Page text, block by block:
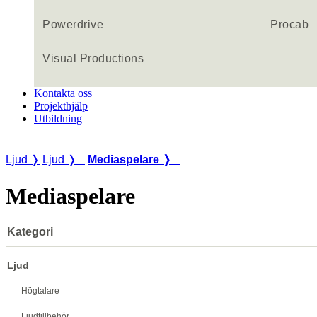
Powerdrive Procab
Visual Productions
Kontakta oss
Projekthjälp
Utbildning
Ljud ❭ Ljud ❭ Mediaspelare ❭
Mediaspelare
Kategori
Ljud
Högtalare